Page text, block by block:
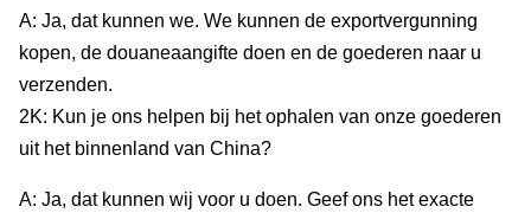
A: Ja, dat kunnen we. We kunnen de exportvergunning
kopen, de douaneaangifte doen en de goederen naar u
verzenden.
2K: Kun je ons helpen bij het ophalen van onze goederen
uit het binnenland van China?
A: Ja, dat kunnen wij voor u doen. Geef ons het exacte